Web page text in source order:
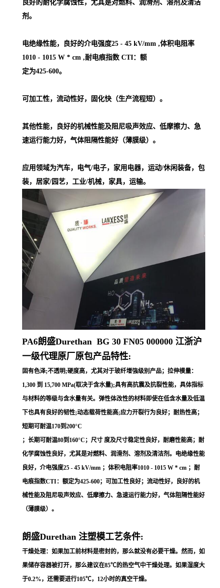
良好的耐化学腐蚀性，尤其是对燃料、润滑剂、溶剂及清洁
剂。
电绝缘性能，良好的介电强度25 - 45 kV/mm ,体积电阻率
1010 - 1015 W * cm ,耐电痕指数 CTI：额
定为425-600。
可加工性，流动性好，固化快（生产流程短）。
其他性能，良好的机械性能及阻尼吸声效应、低摩擦力、急
速运行能力好，气体阻隔性能好（薄膜级）。
应用领域为汽车，电气/电子，家用电器，运动/休闲装备，包
装，居家/园艺，工业/机械，家具，运输。
PA6朗盛Durethan BG 30 FN05 000000 江浙沪
一级代理原厂原包产品特性:
固有色泽;不透明;硬度高，尤其对于玻纤增強级别产品；拉伸模量：
1,300 到 15,700 MPa(取决于含水量);具有高抗震及抗裂性能，具体指标
与材料的等级与含水量有关。弹性体改性的材料即使在低含水量及低温
下也具有良好的韧性;动态载荷性能高;应力开裂行为良好；耐热性高；
短期可耐温170到200°C
；长期可耐温80到160°C；尺寸 度及尺寸稳定性良好，耐磨性能高；耐
化学腐蚀性良好，尤其是对燃料、润滑剂、溶剂及清洁剂。电绝缘性能
良好，介电强度25 - 45 kV/mm ；体积电阻率1010 - 1015 W * cm ；耐
电痕指数CTI：额定为425-600；可加工性良好；流动性好，良好的机
械性能及阻尼吸声效应、低摩擦力、急速运行能力好，气体阻隔性能好
（薄膜级）。
朗盛Durethan 注塑模工艺条件:
干燥处理：如果加工前材料是密封的，那么就没有必要干燥。然而，如
果储存容器被打开，那么建议在85℃的热空气中干燥处理。如果湿度大
于0.2%，还需要进行105℃，12小时的真空干燥。